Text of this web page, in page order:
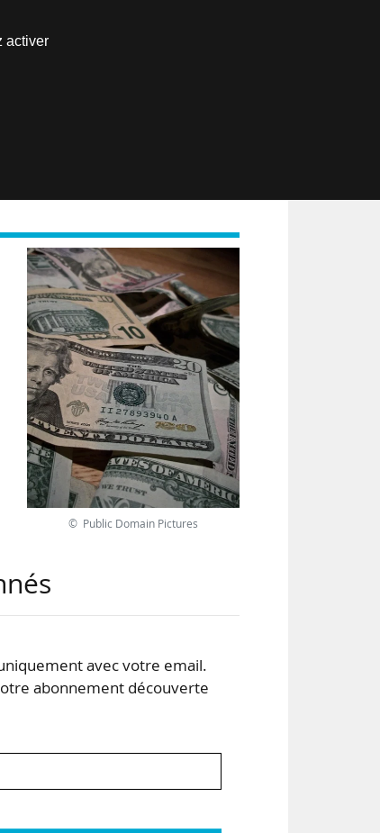
© Public Domain Pictures
avec votre email.
abonnement découverte
activer